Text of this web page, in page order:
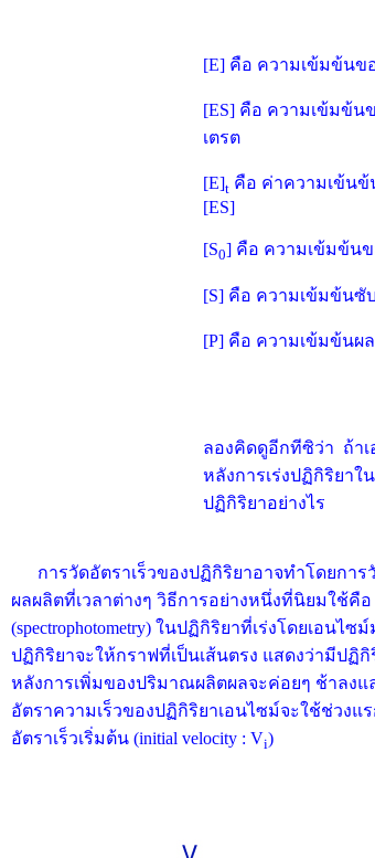
[E] คือ ความเข้มข้นข
[ES] คือ ความเข้มข้น
เตรต
[E]t คือ ค่าความเข้นข้
[ES]
[S0] คือ ความเข้มข้นข
[S] คือ ความเข้มข้นซั
[P] คือ ความเข้มข้นผ
ลองคิดดูอีกทีซิว่า ถ้าเ
หลังการเร่งปฏิกิริยาใ
ปฏิกิริยาอย่างไร
การวัดอัตราเร็วของปฏิกิริยาอาจทำโดยการ
ผลผลิตที่เวลาต่างๆ วิธีการอย่างหนึ่งที่นิยมใช้คื
(spectrophotometry) ในปฏิกิริยาที่เร่งโดยเอนไ
ปฏิกิริยาจะให้กราฟที่เป็นเส้นตรง แสดงว่ามีปฏิ
หลังการเพิ่มของปริมาณผลิตผลจะค่อยๆ ช้าลงแ
อัตราความเร็วของปฏิกิริยาเอนไซม์จะใช้ช่วงแ
อัตราเร็วเริ่มต้น (initial velocity : Vi)